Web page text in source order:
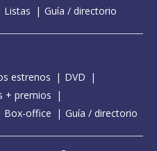
Listas Guía / directorio
estrenos
DVD
+ premios
Box-office Guía / directorio